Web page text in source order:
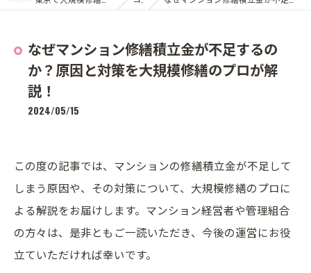
なぜマンション修繕積立金が不足するの
か？原因と対策を大規模修繕のプロが解
説！
2024/05/15
この度の記事では、マンションの修繕積立金が不足して
しまう原因や、その対策について、大規模修繕のプロに
よる解説をお届けします。マンション経営者や管理組合
の方々は、是非ともご一読いただき、今後の運営にお役
立ていただければ幸いです。